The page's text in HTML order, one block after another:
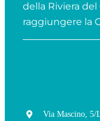
della Riviera
raggiungere la
Via Mascino, 5/